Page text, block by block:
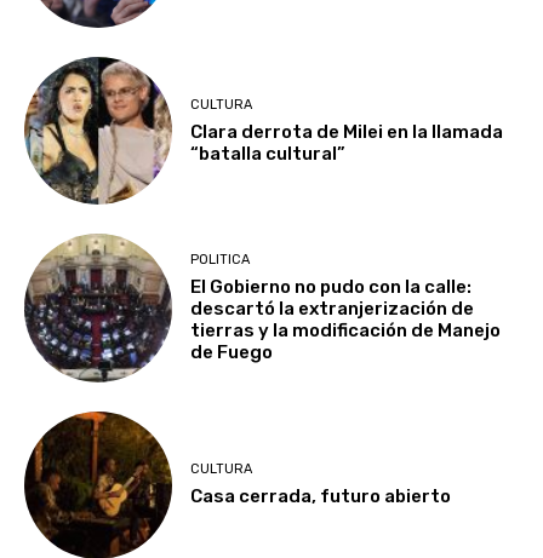
CULTURA
Clara derrota de Milei en la llamada
“batalla cultural”
POLITICA
El Gobierno no pudo con la calle:
descartó la extranjerización de
tierras y la modificación de Manejo
de Fuego
CULTURA
Casa cerrada, futuro abierto